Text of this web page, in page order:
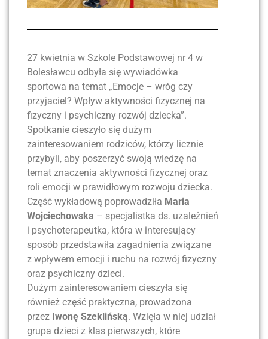
27 kwietnia w Szkole Podstawowej nr 4 w
Bolesławcu odbyła się wywiadówka
sportowa na temat „Emocje – wróg czy
przyjaciel? Wpływ aktywności fizycznej na
fizyczny i psychiczny rozwój dziecka”.
Spotkanie cieszyło się dużym
zainteresowaniem rodziców, którzy licznie
przybyli, aby poszerzyć swoją wiedzę na
temat znaczenia aktywności fizycznej oraz
roli emocji w prawidłowym rozwoju dziecka.
Część wykładową poprowadziła Maria
Wojciechowska – specjalistka ds. uzależnień
i psychoterapeutka, która w interesujący
sposób przedstawiła zagadnienia związane
z wpływem emocji i ruchu na rozwój fizyczny
oraz psychiczny dzieci.
Dużym zainteresowaniem cieszyła się
również część praktyczna, prowadzona
przez Iwonę Szeklińską. Wzięła w niej udział
grupa dzieci z klas pierwszych, które